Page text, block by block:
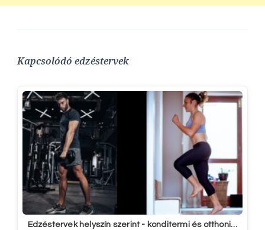
Kapcsolódó edzéstervek
Edzéstervek helyszín szerint - konditermi és otthoni…